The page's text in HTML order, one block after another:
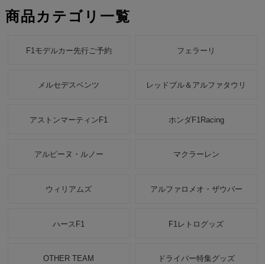
商品カテゴリ一覧
F1モデルカー先行ご予約 フェラーリ
メルセデスベンツ レッドブル＆アルファタウリ
アストンマーティンF1 ホンダF1Racing
アルピーヌ・ルノー マクラーレン
ウィリアムズ アルファロメオ・ザウバー
ハースF1 F1レトログッズ
OTHER TEAM ドライバー特集グッズ